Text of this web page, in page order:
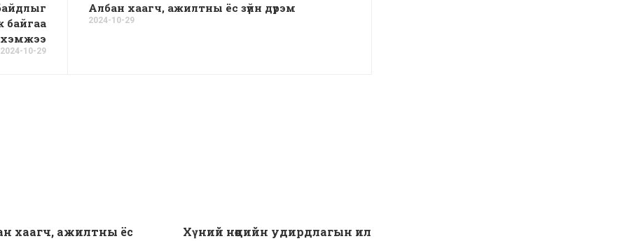
байгаа
хэмжээ
2024-10-29
Албан хаагч, ажилтны ёс зүйн дүрэм
2024-10-29
хаагч, ажилтны ёс
Хүний нөөцийн удирдлагын ил